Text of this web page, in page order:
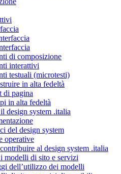
di composizione
interattivi
testuali (microtesti)
in alta fedeltà
di pagina
in alta fedeltà
design system .italia
del design system
operative
al design system .italia
modelli di sito e servizi
dell’utilizzo dei modelli